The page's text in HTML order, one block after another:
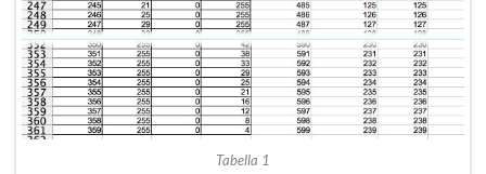
Tabella 1